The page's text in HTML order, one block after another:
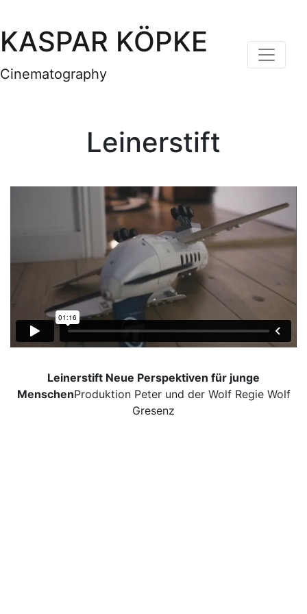
KASPAR KÖPKE
Cinematography
Leinerstift
Leinerstift Neue Perspektiven für junge
MenschenProduktion Peter und der Wolf Regie Wolf
Gresenz